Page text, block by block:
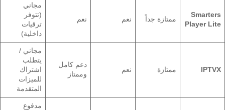
Smarters
Player Lite
ممتازة جداً نعم نعم
مجاني
(تتوفر
ترقيات
داخلية)
IPTVX ممتازة نعم
دعم كامل
وممتاز
مجاني /
يتطلب
اشتراك
للميزات
المتقدمة
مدفوع